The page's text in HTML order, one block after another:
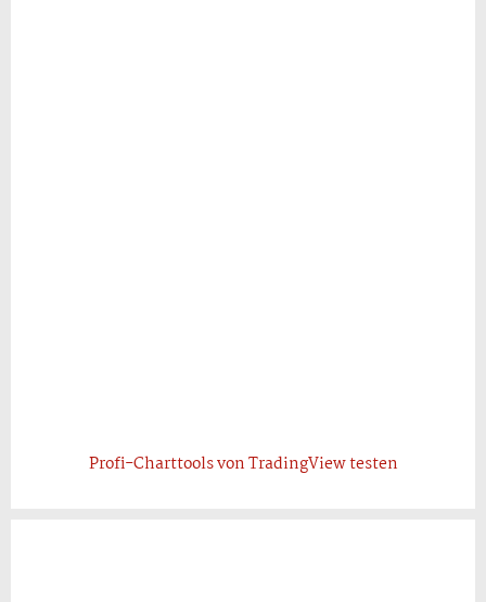
Profi-Charttools von TradingView testen